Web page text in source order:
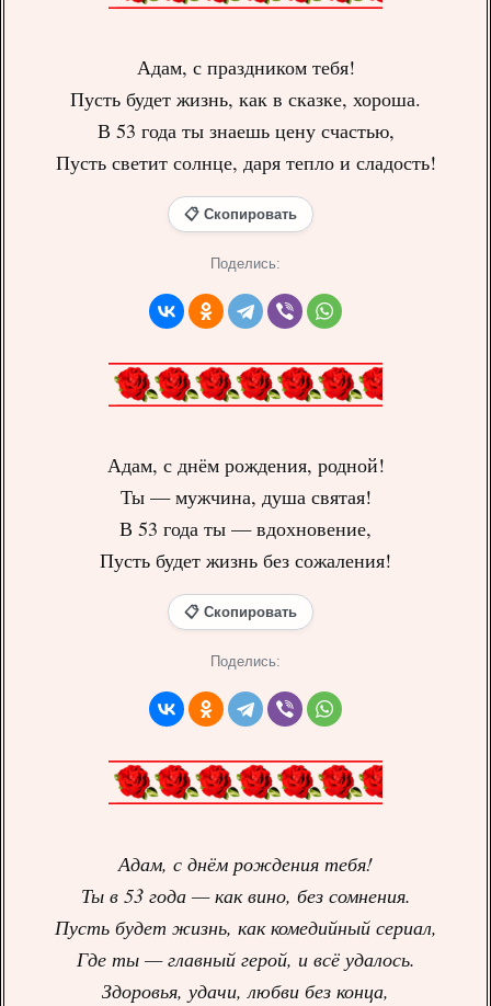
Адам, с праздником тебя!
Пусть будет жизнь, как в сказке, хороша.
В 53 года ты знаешь цену счастью,
Пусть светит солнце, даря тепло и сладость!
📋 Скопировать
Поделись:
Адам, с днём рождения, родной!
Ты — мужчина, душа святая!
В 53 года ты — вдохновение,
Пусть будет жизнь без сожаления!
📋 Скопировать
Поделись:
Адам, с днём рождения тебя!
Ты в 53 года — как вино, без сомнения.
Пусть будет жизнь, как комедийный сериал,
Где ты — главный герой, и всё удалось.
Здоровья, удачи, любви без конца,